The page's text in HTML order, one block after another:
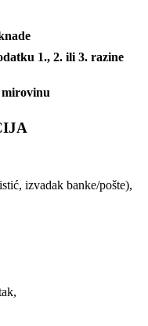
1., 2. ili 3. razine
izvadak banke/pošte),